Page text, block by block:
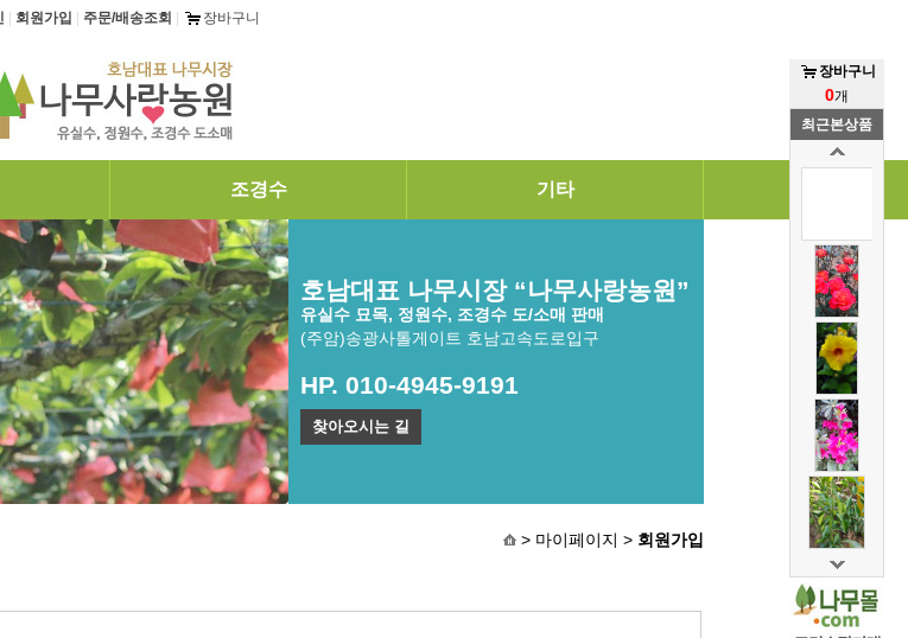
회원가입 주문/배송조회 장바구니
조경수 기타
호남대표 나무시장 “나무사랑농원”
유실수 묘목, 정원수, 조경수 도/소매 판매
(주암)송광사톨게이트 호남고속도로입구
HP. 010-4945-9191
찾아오시는 길
> 마이페이지 > 회원가입
장바구니
0개
최근본상품